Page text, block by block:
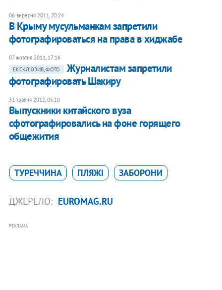
06 вересня 2011, 20:24
В Крыму мусульманкам запретили
фотографироваться на права в хиджабе
07 жовтня 2011, 17:16
ЕКСКЛЮЗИВ, ФОТО
Журналистам запретили
фотографировать Шакиру
31 травня 2012, 05:10
Выпускники китайского вуза
сфотографировались на фоне горящего
общежития
ТУРЕЧЧИНА ПЛЯЖІ ЗАБОРОНИ
ДЖЕРЕЛО: EUROMAG.RU
РЕКЛАМА